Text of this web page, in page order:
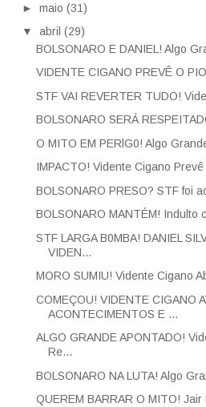
► maio (31)
▼ abril (29)
BOLSONARO E DANIEL! Algo
VIDENTE CIGANO PREVÊ O
STF VAI REVERTER TUDO!
BOLSONARO SERÁ
O MITO EM PERlG0! Algo
IMPACTO! Vidente Cigano
BOLSONARO PRESO? STF foi
BOLSONARO MANTÉM! Indulto
STF LARGA B0MBA! DANIEL
VIDEN...
MORO SUMIU! Vidente Cigano
COMEÇOU! VIDENTE CIGANO
ACONTECIMENTOS E ...
ALGO GRANDE APONTADO!
Re...
BOLSONARO NA LUTA! Algo
QUEREM BARRAR O MITO!